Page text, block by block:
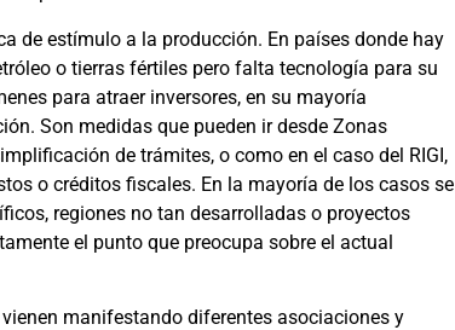
de estímulo a la producción. En países donde hay
o tierras fértiles pero falta tecnología para su
para atraer inversores, en su mayoría
Son medidas que pueden ir desde Zonas
de trámites, o como en el caso del RIGI,
o créditos fiscales. En la mayoría de los casos se
regiones no tan desarrolladas o proyectos
el punto que preocupa sobre el actual
manifestando diferentes asociaciones y